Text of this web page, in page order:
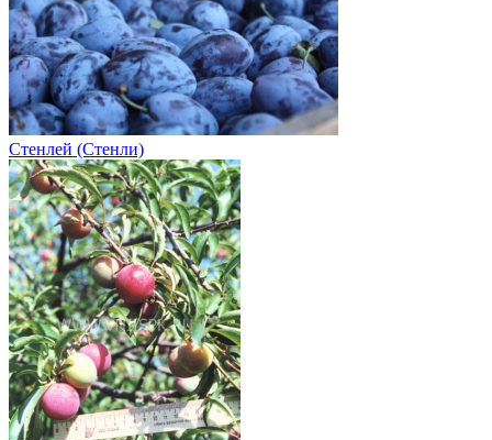
Стенлей (Стенли)